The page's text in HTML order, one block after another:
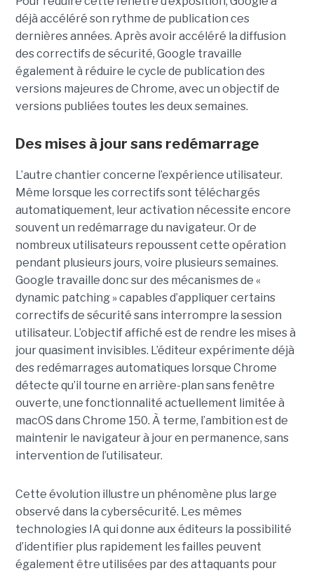
déjà accéléré son rythme de publication ces
dernières années. Après avoir accéléré la diffusion
des correctifs de sécurité, Google travaille
également à réduire le cycle de publication des
versions majeures de Chrome, avec un objectif de
versions publiées toutes les deux semaines.
Des mises à jour sans redémarrage
L’autre chantier concerne l’expérience utilisateur.
Même lorsque les correctifs sont téléchargés
automatiquement, leur activation nécessite encore
souvent un redémarrage du navigateur. Or de
nombreux utilisateurs repoussent cette opération
pendant plusieurs jours, voire plusieurs semaines.
Google travaille donc sur des mécanismes de «
dynamic patching » capables d’appliquer certains
correctifs de sécurité sans interrompre la session
utilisateur. L’objectif affiché est de rendre les mises à
jour quasiment invisibles. L’éditeur expérimente déjà
des redémarrages automatiques lorsque Chrome
détecte qu’il tourne en arrière-plan sans fenêtre
ouverte, une fonctionnalité actuellement limitée à
macOS dans Chrome 150. À terme, l’ambition est de
maintenir le navigateur à jour en permanence, sans
intervention de l’utilisateur.
Cette évolution illustre un phénomène plus large
observé dans la cybersécurité. Les mêmes
technologies IA qui donne aux éditeurs la possibilité
d’identifier plus rapidement les failles peuvent
également être utilisées par des attaquants pour